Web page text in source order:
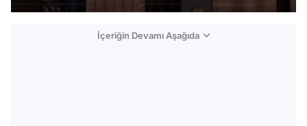
İçeriğin Devamı Aşağıda